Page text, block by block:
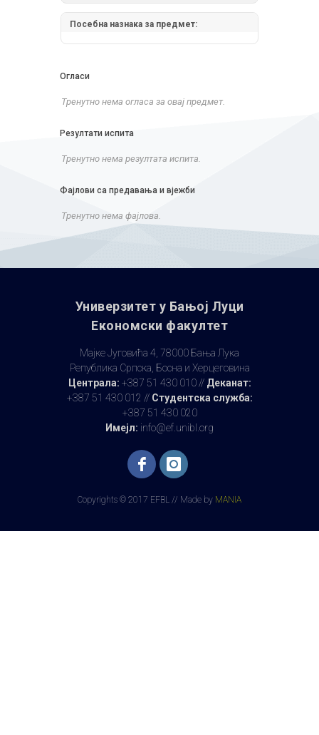
Посебна назнака за предмет:
Огласи
Тренутно нема огласа за овај предмет.
Резултати испита
Тренутно нема резултата испита.
Фајлови са предавања и вјежби
Тренутно нема фајлова.
Универзитет у Бањoj Луци
Економски факултет
Мајке Југовића 4, 78000 Бања Лука
Република Српска, Босна и Херцеговина
Централа: +387 51 430 010 // Деканат:
+387 51 430 012 // Студентска служба:
+387 51 430 020
Имејл: info@ef.unibl.org
Copyrights © 2017 EFBL // Made by MANIA